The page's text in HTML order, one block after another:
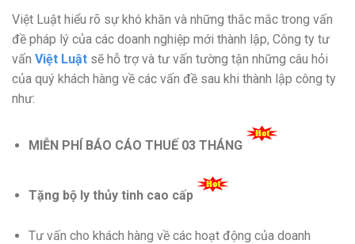
Việt Luật hiểu rõ sự khó khăn và những thắc mắc trong vấn
đề pháp lý của các doanh nghiệp mới thành lập, Công ty tư
vấn Việt Luật sẽ hỗ trợ và tư vấn tường tận những câu hỏi
của quý khách hàng về các vấn đề sau khi thành lập công ty
như:
MIỄN PHÍ BÁO CÁO THUẾ 03 THÁNG
Tặng bộ ly thủy tinh cao cấp
Tư vấn cho khách hàng về các hoạt động của doanh